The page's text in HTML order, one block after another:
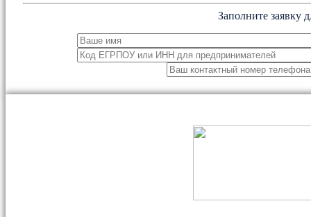
Заполните заявку